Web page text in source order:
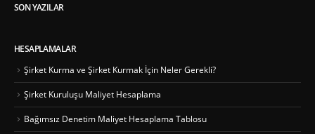
SON YAZILAR
HESAPLAMALAR
Şirket Kurma ve Şirket Kurmak İçin Neler Gerekli?
Şirket Kuruluşu Maliyet Hesaplama
Bağımsız Denetim Maliyet Hesaplama Tablosu